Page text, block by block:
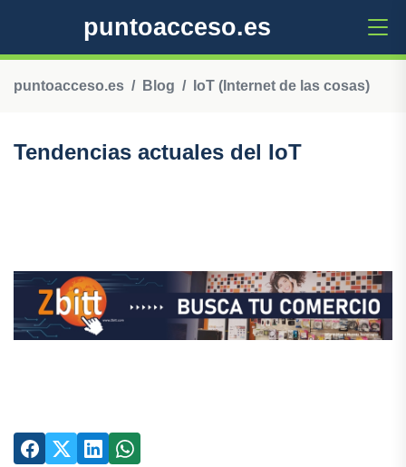
puntoacceso.es
puntoacceso.es Blog IoT (Internet de las cosas)
Tendencias actuales del IoT